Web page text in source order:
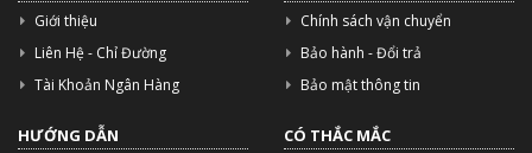
Giới thiệu
Liên Hệ - Chỉ Đường
Tài Khoản Ngân Hàng
Chính sách vận chuyển
Bảo hành - Đổi trả
Bảo mật thông tin
HƯỚNG DẪN CÓ THẮC MẮC